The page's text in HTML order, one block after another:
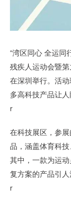
“湾区同心 全运
残疾人运动会暨
在深圳举行。活
多高科技产品让人
r
在科技展区，参
品，涵盖体育科
其中，一款为运
复方案的产品引人
r